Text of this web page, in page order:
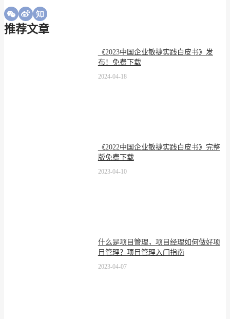
推荐文章
《2023中国企业敏捷实践白皮书》发
布！免费下载
2024-04-18
《2022中国企业敏捷实践白皮书》完整
版免费下载
2023-04-10
什么是项目管理，项目经理如何做好项
目管理？项目管理入门指南
2023-04-07